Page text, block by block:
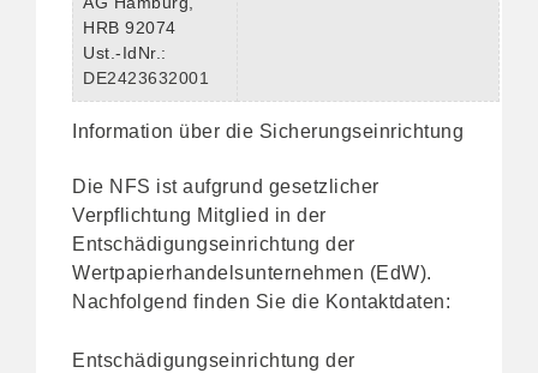
HRB 92074
Ust.-IdNr.:
DE2423632001
Information über die Sicherungseinrichtung
Die NFS ist aufgrund gesetzlicher
Verpflichtung Mitglied in der
Entschädigungseinrichtung der
Wertpapierhandelsunternehmen (EdW).
Nachfolgend finden Sie die Kontaktdaten:
Entschädigungseinrichtung der